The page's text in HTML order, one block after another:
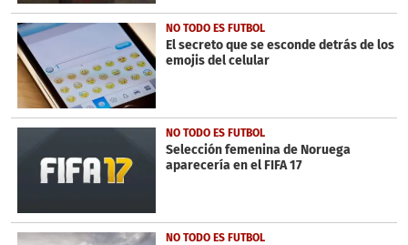
NO TODO ES FUTBOL
El secreto que se esconde detrás de los
emojis del celular
NO TODO ES FUTBOL
Selección femenina de Noruega
aparecería en el FIFA 17
NO TODO ES FUTBOL